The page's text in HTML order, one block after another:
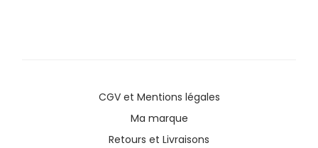
CGVet Mentions légales
Ma marque
Retours et Livraisons